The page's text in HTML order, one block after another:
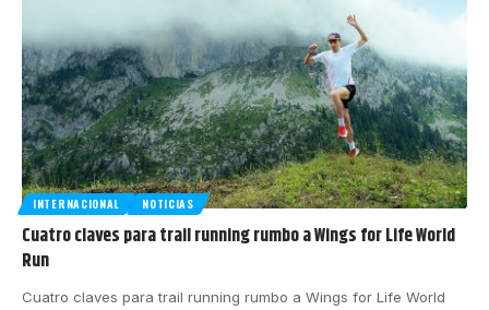
INTERNACIONAL NOTICIAS
Cuatro claves para trail running rumbo a Wings for Life World
Run
Cuatro claves para trail running rumbo a Wings for Life World